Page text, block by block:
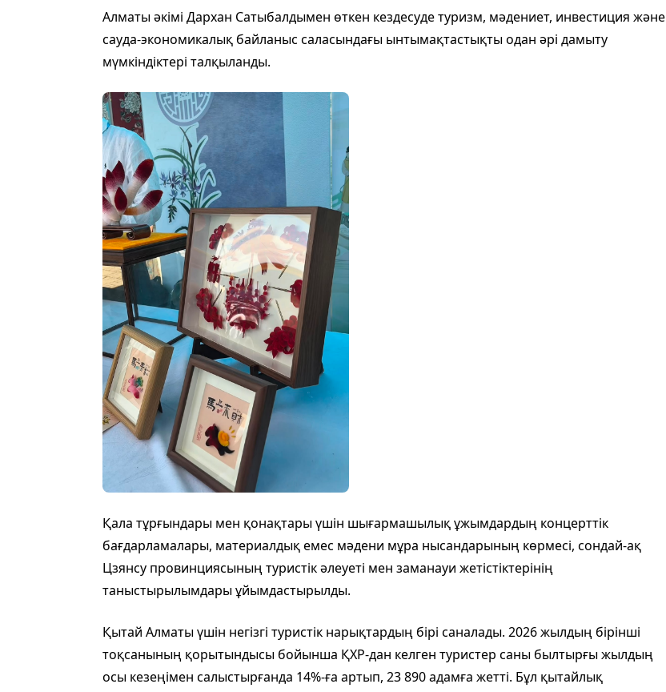
Алматы әкімі Дархан Сатыбалдымен өткен кездесуде туризм, мәдениет, инвестиция және
сауда-экономикалық байланыс саласындағы ынтымақтастықты одан әрі дамыту
мүмкіндіктері талқыланды.
Қала тұрғындары мен қонақтары үшін шығармашылық ұжымдардың концерттік
бағдарламалары, материалдық емес мәдени мұра нысандарының көрмесі, сондай-ақ
Цзянсу провинциясының туристік әлеуеті мен заманауи жетістіктерінің
таныстырылымдары ұйымдастырылды.
Қытай Алматы үшін негізгі туристік нарықтардың бірі саналады. 2026 жылдың бірінші
тоқсанының қорытындысы бойынша ҚХР-дан келген туристер саны былтырғы жылдың
осы кезеңімен салыстырғанда 14%-ға артып, 23 890 адамға жетті. Бұл қытайлық